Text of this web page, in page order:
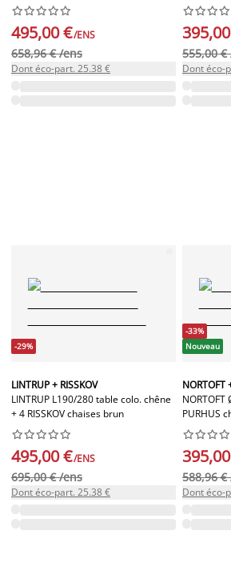






495,00 €/ENS
658,96 € /ens
Dont éco-part. 25.38 €





555,00 €
Dont éco-
-29%
LINTRUP + RISSKOV
LINTRUP L190/280 table colo. chêne
+ 4 RISSKOV chaises brun






495,00 €/ENS
695,00 € /ens
Dont éco-part. 25.38 €
-33%
Nouveau
NORTOFT
PURHUS





588,96 €
Dont éco-